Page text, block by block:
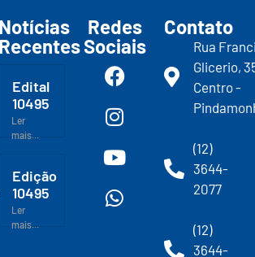
Notícias
Recentes
Edital
10495
Ler
mais...
Edição
10495
Ler
mais...
Redes
Sociais
Contato
Rua
Glicerio,
Centro -
(12)
3644-
2077
(12)
3644-